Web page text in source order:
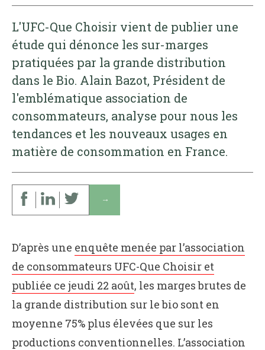
L'UFC-Que Choisir vient de publier une
étude qui dénonce les sur-marges
pratiquées par la grande distribution
dans le Bio. Alain Bazot, Président de
l'emblématique association de
consommateurs, analyse pour nous les
tendances et les nouveaux usages en
matière de consommation en France.
↓
D’après une enquête menée par l’association
de consommateurs UFC-Que Choisir et
publiée ce jeudi 22 août, les marges brutes de
la grande distribution sur le bio sont en
moyenne 75% plus élevées que sur les
productions conventionnelles. L’association